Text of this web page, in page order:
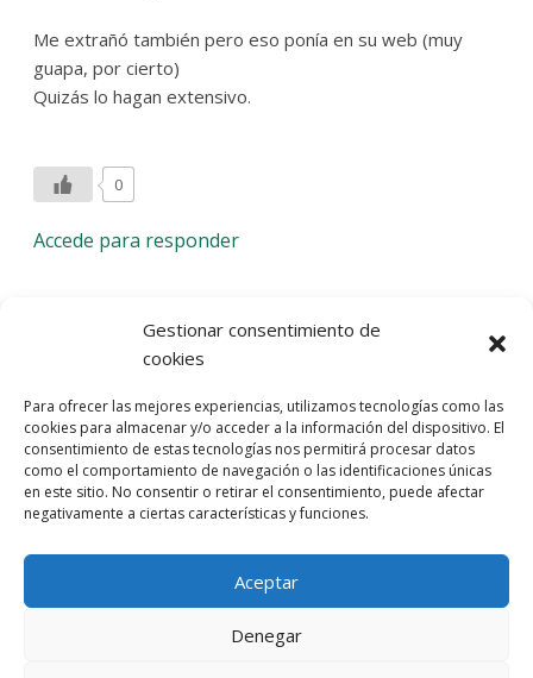
Gestionar consentimiento de
cookies
Para ofrecer las mejores experiencias, utilizamos tecnologías como las
cookies para almacenar y/o acceder a la información del dispositivo. El
consentimiento de estas tecnologías nos permitirá procesar datos
como el comportamiento de navegación o las identificaciones únicas
en este sitio. No consentir o retirar el consentimiento, puede afectar
negativamente a ciertas características y funciones.
Aceptar
Denegar
Me extrañó también pero eso ponía en su web (muy
guapa, por cierto)
Quizás lo hagan extensivo.
0
Accede para responder
Deja una respuesta
comentario.
Entra con tu red social
He leído y acepto laPolítica de Privacidad